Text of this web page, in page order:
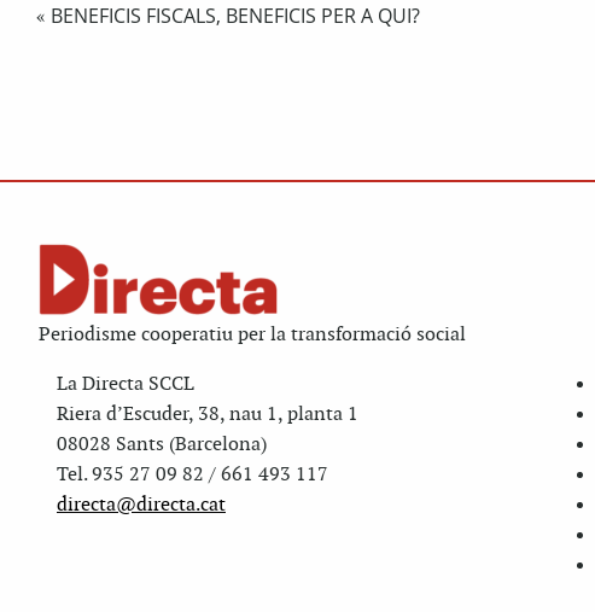
« BENEFICIS FISCALS, BENEFICIS PER A QUI?
Periodisme cooperatiu per la transformació social
La Directa SCCL
Riera d’Escuder, 38, nau 1, planta 1
08028 Sants (Barcelona)
Tel. 935 27 09 82 / 661 493 117
directa@directa.cat